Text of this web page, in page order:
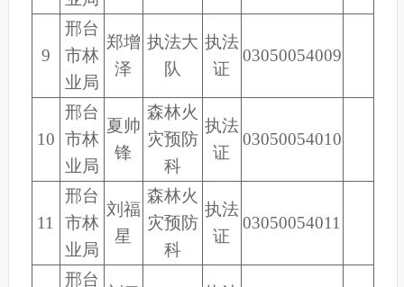
9
邢台
市林
业局
郑增
泽
执法大
队
执法
证
03050054009
10
邢台
市林
业局
夏帅
锋
森林火
灾预防
科
执法
证
03050054010
11
邢台
市林
业局
刘福
星
森林火
灾预防
科
执法
证
03050054011
邢台